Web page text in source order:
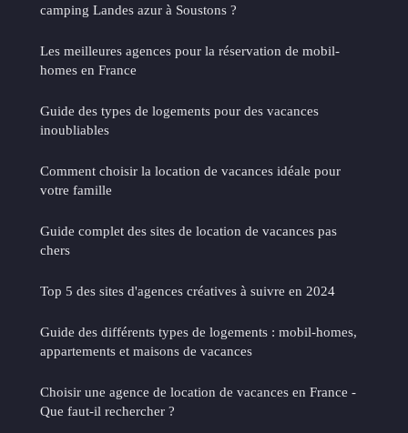
camping Landes azur à Soustons ?
Les meilleures agences pour la réservation de mobil-
homes en France
Guide des types de logements pour des vacances
inoubliables
Comment choisir la location de vacances idéale pour
votre famille
Guide complet des sites de location de vacances pas
chers
Top 5 des sites d'agences créatives à suivre en 2024
Guide des différents types de logements : mobil-homes,
appartements et maisons de vacances
Choisir une agence de location de vacances en France -
Que faut-il rechercher ?